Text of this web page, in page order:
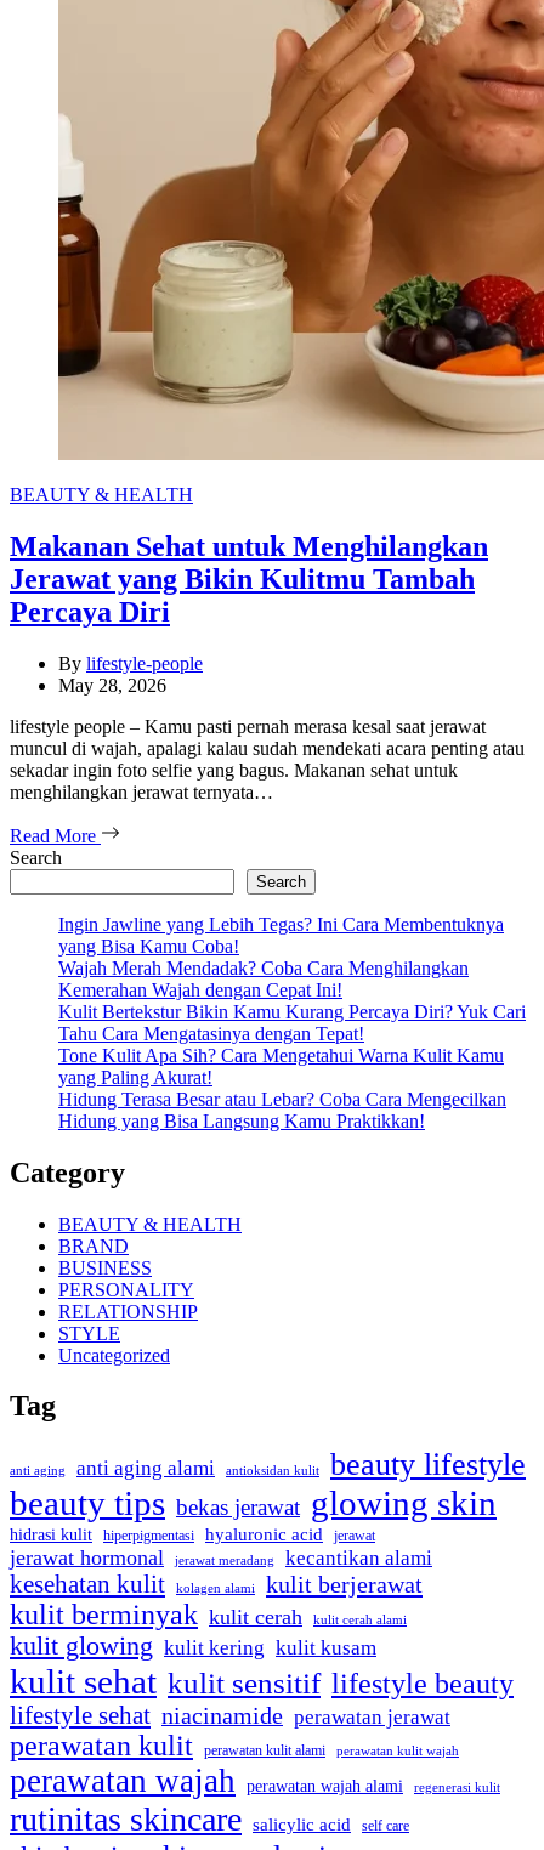
Categories
BEAUTY & HEALTH
Makanan Sehat untuk Menghilangkan
Jerawat yang Bikin Kulitmu Tambah
Percaya Diri
By lifestyle-people
May 28, 2026
lifestyle people – Kamu pasti pernah merasa kesal saat jerawat
muncul di wajah, apalagi kalau sudah mendekati acara penting atau
sekadar ingin foto selfie yang bagus. Makanan sehat untuk
menghilangkan jerawat ternyata…
Read More
Search
Search
Ingin Jawline yang Lebih Tegas? Ini Cara Membentuknya
yang Bisa Kamu Coba!
Wajah Merah Mendadak? Coba Cara Menghilangkan
Kemerahan Wajah dengan Cepat Ini!
Kulit Bertekstur Bikin Kamu Kurang Percaya Diri? Yuk Cari
Tahu Cara Mengatasinya dengan Tepat!
Tone Kulit Apa Sih? Cara Mengetahui Warna Kulit Kamu
yang Paling Akurat!
Hidung Terasa Besar atau Lebar? Coba Cara Mengecilkan
Hidung yang Bisa Langsung Kamu Praktikkan!
Category
BEAUTY & HEALTH
BRAND
BUSINESS
PERSONALITY
RELATIONSHIP
STYLE
Uncategorized
Tag
anti aging anti aging alami antioksidan kulit beauty lifestyle
beauty tips bekas jerawat glowing skin
hidrasi kulit hiperpigmentasi hyaluronic acid jerawat
jerawat hormonal jerawat meradang kecantikan alami
kesehatan kulit kolagen alami kulit berjerawat
kulit berminyak kulit cerah kulit cerah alami
kulit glowing kulit kering kulit kusam
kulit sehat kulit sensitif lifestyle beauty
lifestyle sehat niacinamide perawatan jerawat
perawatan kulit perawatan kulit alami perawatan kulit wajah
perawatan wajah perawatan wajah alami regenerasi kulit
rutinitas skincare salicylic acid self care